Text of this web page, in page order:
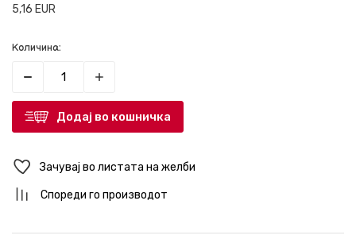
5,16 EUR
Количина:
Додај во кошничка
Зачувај во листата на желби
Спореди го производот